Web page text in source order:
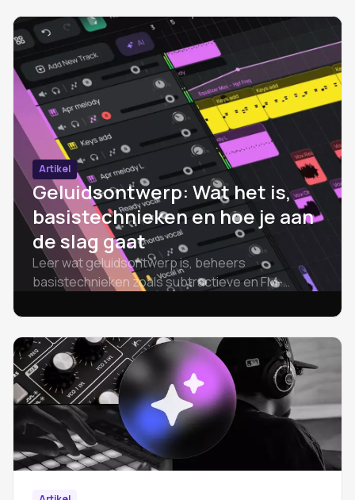
Artikel
Geluidsontwerp: Wat het is,
basistechnieken en hoe je aan
de slag gaat
Leer wat geluidsontwerp is, beheers
basistechnieken zoals subtractieve en FM-
praktische workflow om te beginnen.